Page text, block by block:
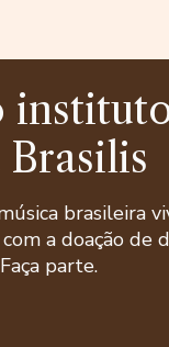
brasileira
a doação de
parte.